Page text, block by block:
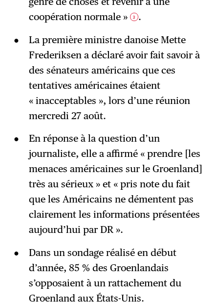
coopération normale »
3 .
La première ministre danoise Mette
Frederiksen a déclaré avoir fait savoir à
des sénateurs américains que ces
tentatives américaines étaient
« inacceptables », lors d’une réunion
mercredi 27 août.
En réponse à la question d’un
journaliste, elle a affirmé « prendre [les
menaces américaines sur le Groenland]
très au sérieux » et « pris note du fait
que les Américains ne démentent pas
clairement les informations présentées
aujourd’hui par DR ».
Dans un sondage réalisé en début
d’année, 85 % des Groenlandais
s’opposaient à un rattachement du
Groenland aux États-Unis.